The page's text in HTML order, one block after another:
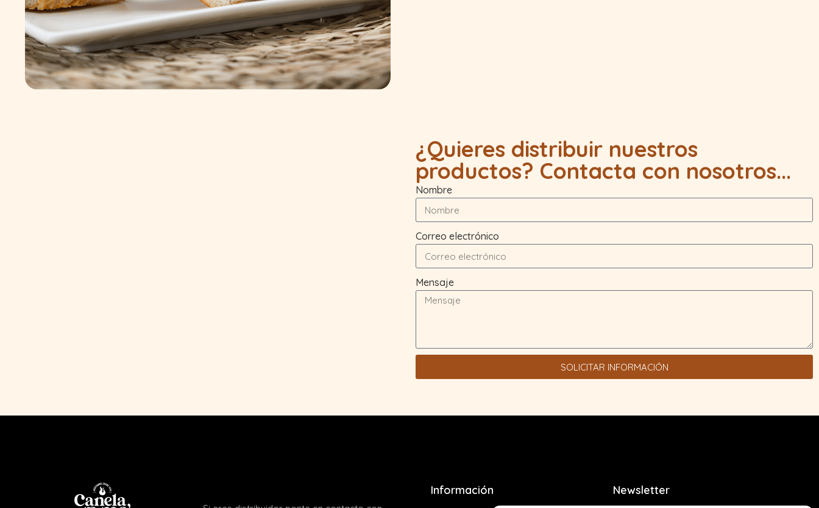
¿Quieres distribuir nuestros
productos? Contacta con nosotros...
Nombre
Correo electrónico
Mensaje
SOLICITAR INFORMACIÓN
Información Newsletter